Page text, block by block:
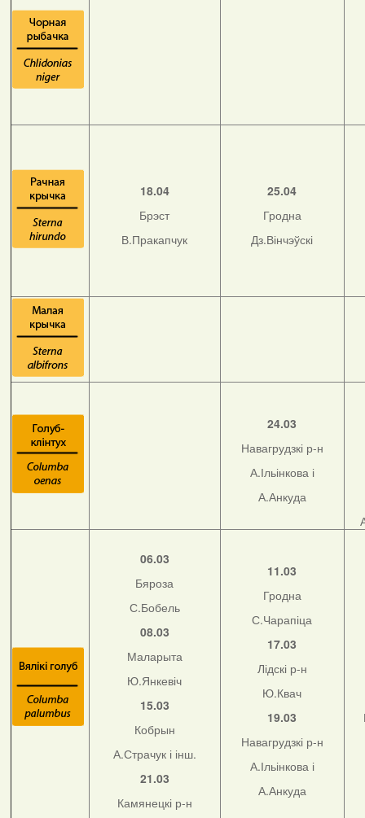
18.04
Брэст
В.Пракапчук
25.04
Гродна
Дз.Вінчэўскі
24.03
Навагрудзкі р-н
А.Ільінкова і
А.Анкуда
06.03
Бяроза
С.Бобель
08.03
Маларыта
Ю.Янкевіч
15.03
Кобрын
А.Страчук і інш.
21.03
Камянецкі р-н
11.03
Гродна
С.Чарапіца
17.03
Лідскі р-н
Ю.Квач
19.03
Навагрудзкі р-н
А.Ільінкова і
А.Анкуда